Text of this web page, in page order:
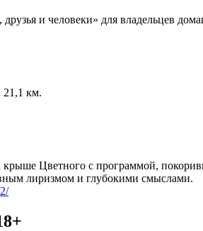
и человеки» для владельцев
21,1 км.
Цветного с программой,
лиризмом и глубокими смыслами.